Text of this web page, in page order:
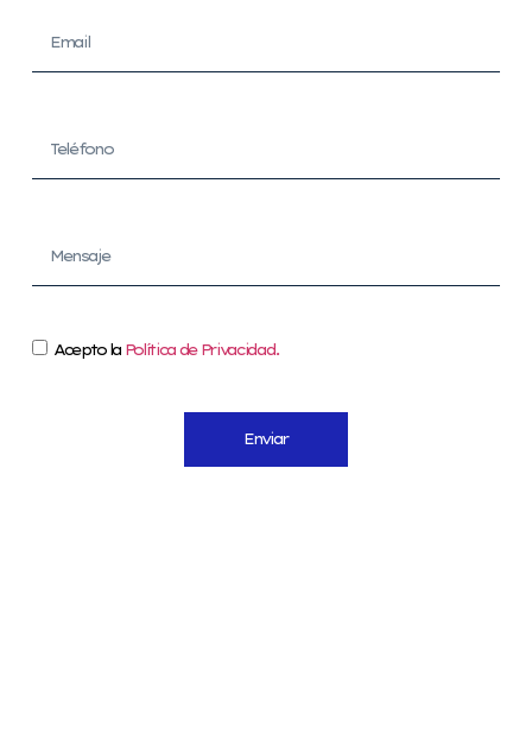
Acepto la Política de Privacidad.
Enviar